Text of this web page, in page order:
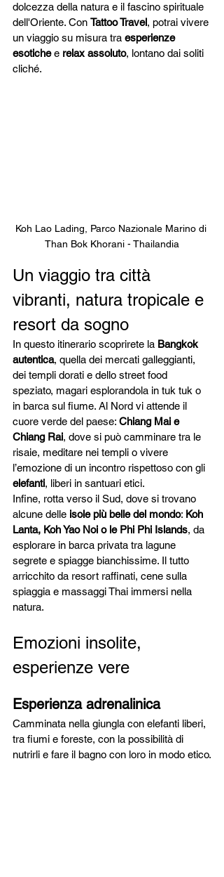
dolcezza della natura e il fascino spirituale
dell'Oriente. Con Tattoo Travel, potrai vivere
un viaggio su misura tra esperienze
esotiche e relax assoluto, lontano dai soliti
cliché.
Koh Lao Lading, Parco Nazionale Marino di
Than Bok Khorani - Thailandia
Un viaggio tra città
vibranti, natura tropicale e
resort da sogno
In questo itinerario scoprirete la Bangkok
autentica, quella dei mercati galleggianti,
dei templi dorati e dello street food
speziato, magari esplorandola in tuk tuk o
in barca sul fiume. Al Nord vi attende il
cuore verde del paese: Chiang Mai e
Chiang Rai, dove si può camminare tra le
risaie, meditare nei templi o vivere
l’emozione di un incontro rispettoso con gli
elefanti, liberi in santuari etici.
Infine, rotta verso il Sud, dove si trovano
alcune delle isole più belle del mondo: Koh
Lanta, Koh Yao Noi o le Phi Phi Islands, da
esplorare in barca privata tra lagune
segrete e spiagge bianchissime. Il tutto
arricchito da resort raffinati, cene sulla
spiaggia e massaggi Thai immersi nella
natura.
Emozioni insolite,
esperienze vere
Esperienza adrenalinica
Camminata nella giungla con elefanti liberi,
tra fiumi e foreste, con la possibilità di
nutrirli e fare il bagno con loro in modo etico.